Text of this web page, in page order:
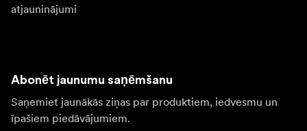
atjauninājumi
Abonēt jaunumu saņēmšanu
Saņemiet jaunākās ziņas par produktiem, iedvesmu un
īpašiem piedāvājumiem.